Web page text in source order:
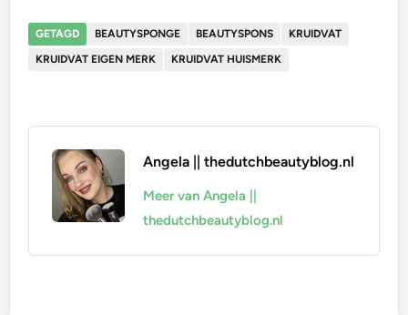
GETAGD BEAUTYSPONGE BEAUTYSPONS
KRUIDVAT
KRUIDVAT EIGEN MERK
KRUIDVAT HUISMERK
Angela || thedutchbeautyblog.nl
Meer van Angela ||
thedutchbeautyblog.nl